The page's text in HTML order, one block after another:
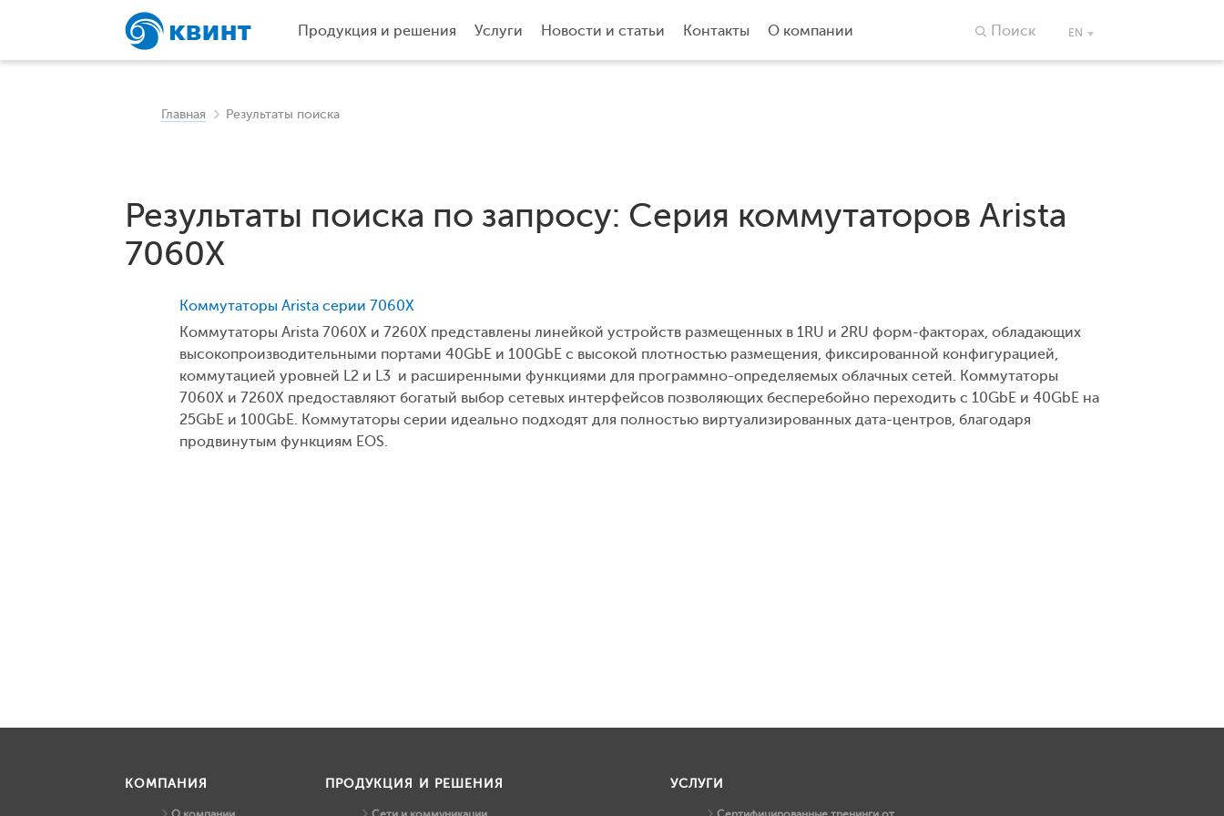
Продукция и решения Услуги Новости и статьи Контакты О компании EN
Поиск
Главная Результаты поиска
Результаты поиска по запросу: Серия коммутаторов Arista
7060X
Коммутаторы Arista серии 7060X
Коммутаторы Arista 7060X и 7260X представлены линейкой устройств размещенных в 1RU и 2RU форм-факторах, обладающих
высокопроизводительными портами 40GbE и 100GbE с высокой плотностью размещения, фиксированной конфигурацией,
коммутацией уровней L2 и L3 и расширенными функциями для программно-определяемых облачных сетей. Коммутаторы
7060X и 7260X предоставляют богатый выбор сетевых интерфейсов позволяющих бесперебойно переходить с 10GbE и 40GbE на
25GbE и 100GbE. Коммутаторы серии идеально подходят для полностью виртуализированных дата-центров, благодаря
продвинутым функциям EOS.
КОМПАНИЯ ПРОДУКЦИЯ И РЕШЕНИЯ УСЛУГИ